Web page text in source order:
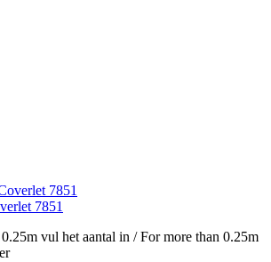
7851
vul het aantal in / For more than 0.25m